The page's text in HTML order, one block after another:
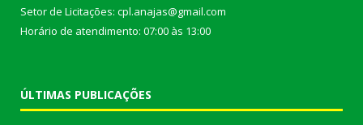
Setor de Licitações: cpl.anajas@gmail.com
Horário de atendimento: 07:00 às 13:00
ÚLTIMAS PUBLICAÇÕES